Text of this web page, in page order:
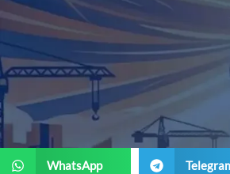
WhatsApp